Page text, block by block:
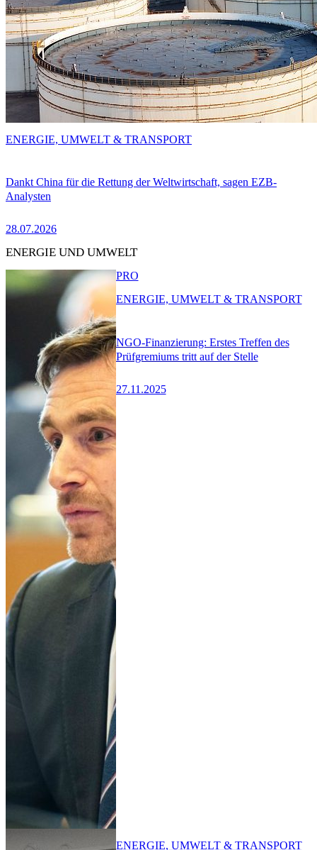
Dankt China für die Rettung der Weltwirtschaft, sagen EZB-
Analysten
28.07.2026
ENERGIE, UMWELT & TRANSPORT
ENERGIE UND UMWELT
NGO-Finanzierung: Erstes Treffen des
Prüfgremiums tritt auf der Stelle
27.11.2025
PRO
ENERGIE, UMWELT & TRANSPORT
ENERGIE, UMWELT & TRANSPORT